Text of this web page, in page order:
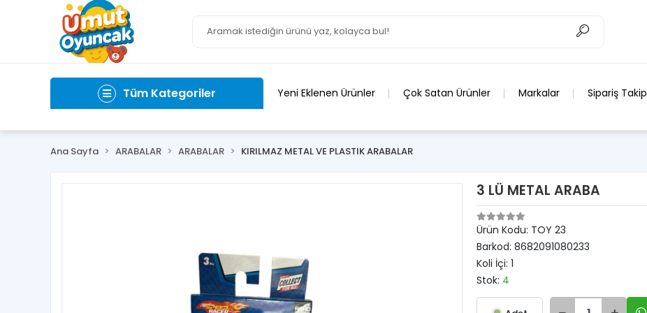
Tüm Kategoriler Yeni Eklenen Ürünler Çok Satan Ürünler Markalar Sipariş Takip
Ana Sayfa ARABALAR ARABALAR KIRILMAZ METAL VE PLASTIK ARABALAR
3 LÜ METAL ARABA
Ürün Kodu: TOY 23
Barkod: 8682091080233
Koli İçi: 1
Stok: 4